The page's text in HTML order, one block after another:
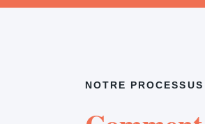
NOTRE PROCESSUS